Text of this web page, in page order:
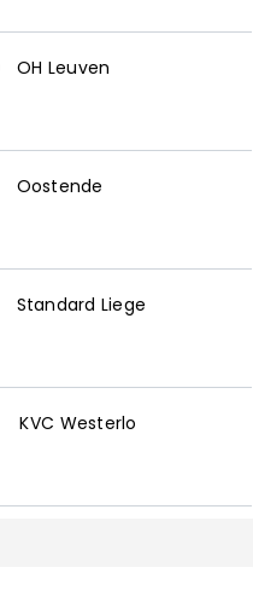
OH Leuven
Oostende
Standard Liege
KVC Westerlo